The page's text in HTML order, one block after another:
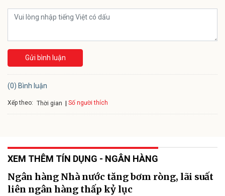
Gửi bình luận
(0) Bình luận
Xếp theo: Thời gian Số người thích
XEM THÊM TÍN DỤNG - NGÂN HÀNG
Ngân hàng Nhà nước tăng bơm ròng, lãi suất
liên ngân hàng thấp kỷ lục